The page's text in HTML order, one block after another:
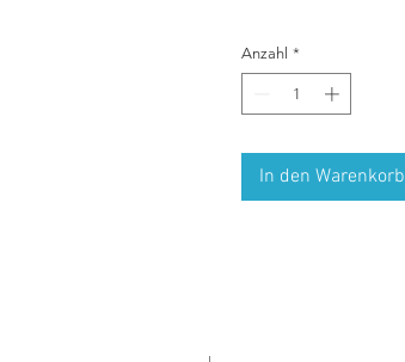
Anzahl *
In den Warenkorb